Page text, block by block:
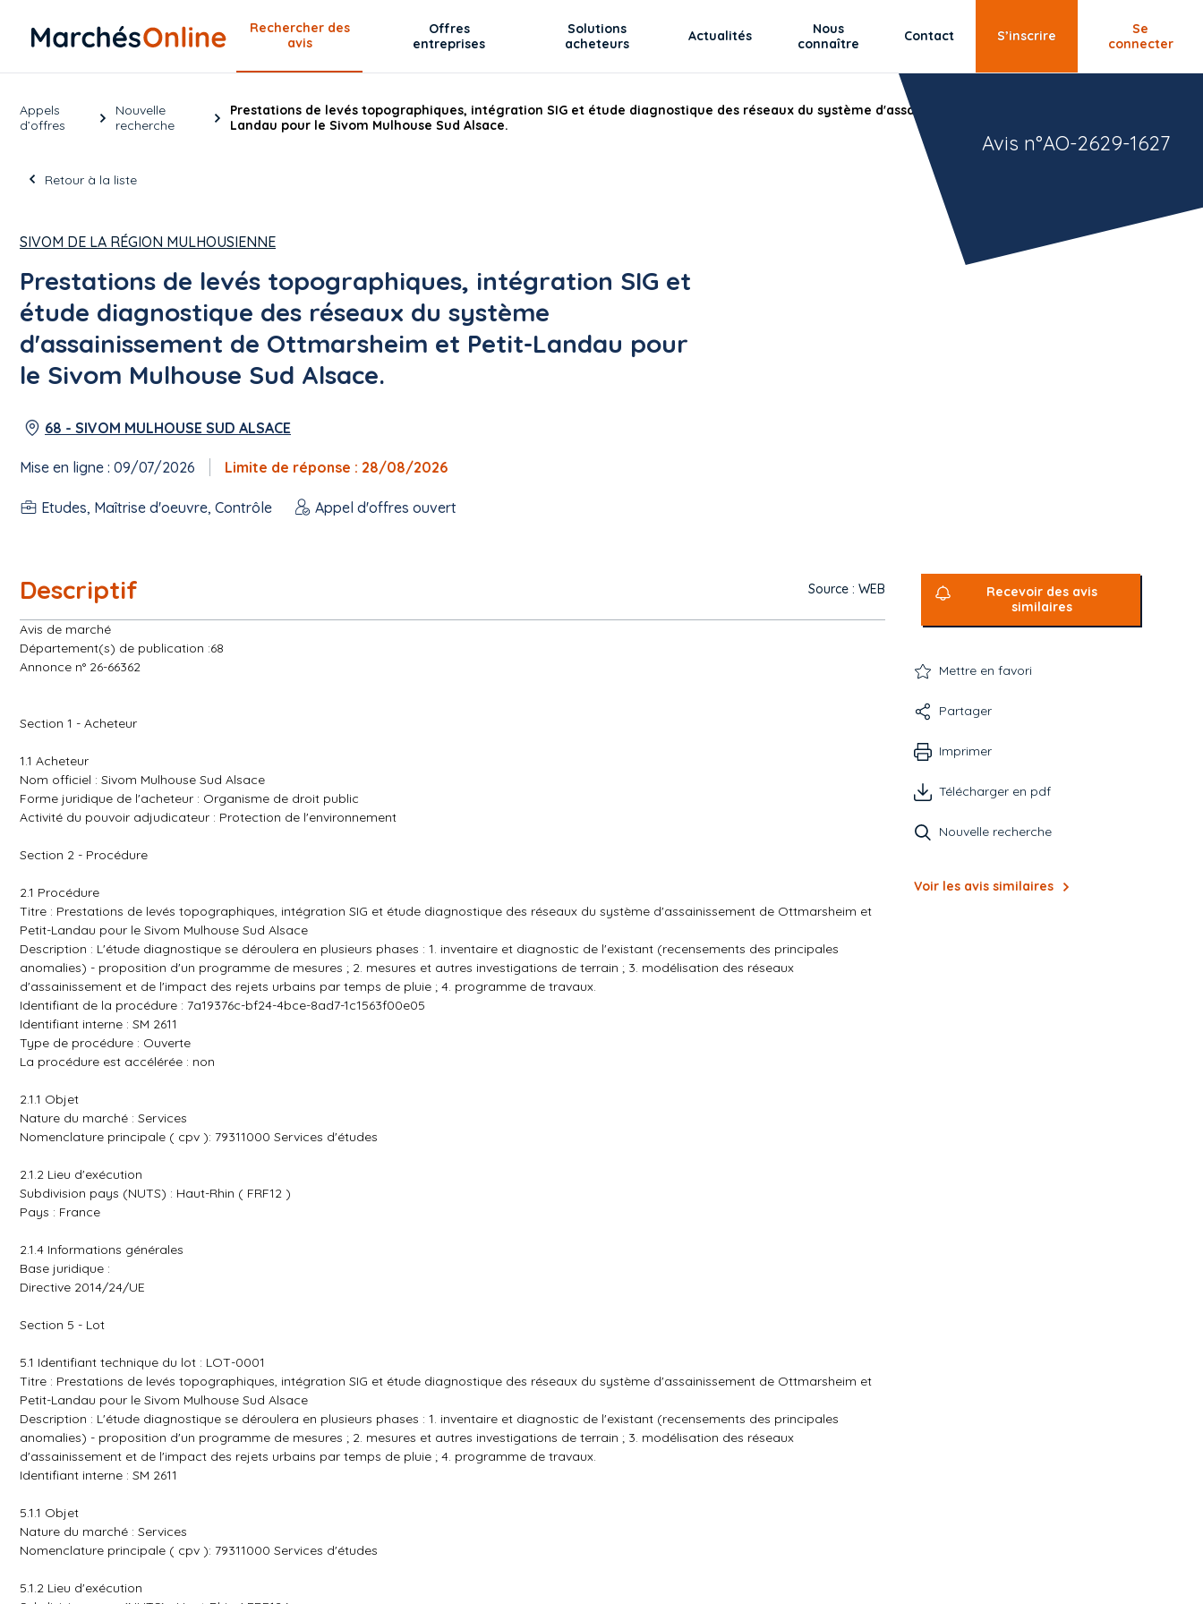
Rechercher des
avis
Offres
entreprises
Solutions
acheteurs
Actualités
Nous
connaître
Contact S’inscrire
Se
connecter
Appels
d’offres
Nouvelle
recherche
Prestations de levés topographiques, intégration SIG et étude diagnostique des réseaux du système d'assainissement de Ottmarsheim et Petit-
Landau pour le Sivom Mulhouse Sud Alsace.
Retour à la liste
SIVOM DE LA RÉGION MULHOUSIENNE
Prestations de levés topographiques, intégration SIG et
étude diagnostique des réseaux du système
d'assainissement de Ottmarsheim et Petit-Landau pour
le Sivom Mulhouse Sud Alsace.
68 - SIVOM MULHOUSE SUD ALSACE
Mise en ligne : 09/07/2026 Limite de réponse : 28/08/2026
Etudes, Maîtrise d'oeuvre, Contrôle Appel d'offres ouvert
Avis n°AO-2629-1627
Descriptif Source : WEB
Avis de marché
Département(s) de publication :68
Annonce n° 26-66362
Section 1 - Acheteur
1.1 Acheteur
Nom officiel : Sivom Mulhouse Sud Alsace
Forme juridique de l'acheteur : Organisme de droit public
Activité du pouvoir adjudicateur : Protection de l'environnement
Section 2 - Procédure
2.1 Procédure
Titre : Prestations de levés topographiques, intégration SIG et étude diagnostique des réseaux du système d'assainissement de Ottmarsheim et
Petit-Landau pour le Sivom Mulhouse Sud Alsace
Description : L'étude diagnostique se déroulera en plusieurs phases : 1. inventaire et diagnostic de l'existant (recensements des principales
anomalies) - proposition d'un programme de mesures ; 2. mesures et autres investigations de terrain ; 3. modélisation des réseaux
d'assainissement et de l'impact des rejets urbains par temps de pluie ; 4. programme de travaux.
Identifiant de la procédure : 7a19376c-bf24-4bce-8ad7-1c1563f00e05
Identifiant interne : SM 2611
Type de procédure : Ouverte
La procédure est accélérée : non
2.1.1 Objet
Nature du marché : Services
Nomenclature principale ( cpv ): 79311000 Services d'études
2.1.2 Lieu d'exécution
Subdivision pays (NUTS) : Haut-Rhin ( FRF12 )
Pays : France
2.1.4 Informations générales
Base juridique :
Directive 2014/24/UE
Section 5 - Lot
5.1 Identifiant technique du lot : LOT-0001
Titre : Prestations de levés topographiques, intégration SIG et étude diagnostique des réseaux du système d'assainissement de Ottmarsheim et
Petit-Landau pour le Sivom Mulhouse Sud Alsace
Description : L'étude diagnostique se déroulera en plusieurs phases : 1. inventaire et diagnostic de l'existant (recensements des principales
anomalies) - proposition d'un programme de mesures ; 2. mesures et autres investigations de terrain ; 3. modélisation des réseaux
d'assainissement et de l'impact des rejets urbains par temps de pluie ; 4. programme de travaux.
Identifiant interne : SM 2611
5.1.1 Objet
Nature du marché : Services
Nomenclature principale ( cpv ): 79311000 Services d'études
5.1.2 Lieu d'exécution
Recevoir des avis
similaires
Mettre en favori
Partager
Imprimer
Télécharger en pdf
Nouvelle recherche
Voir les avis similaires